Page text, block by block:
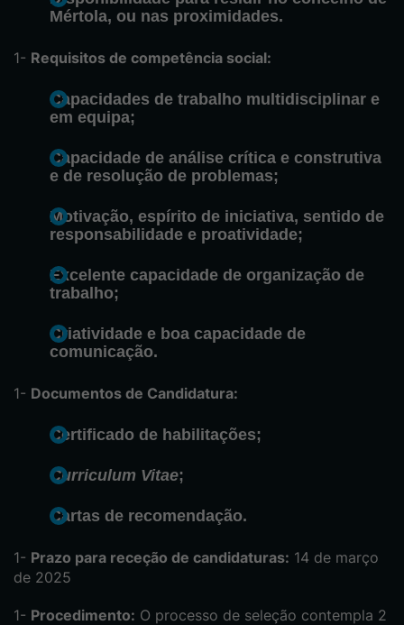
Mértola, ou nas proximidades.
Requisitos de competência social:
Capacidades de trabalho multidisciplinar e
em equipa;
Capacidade de análise crítica e construtiva
e de resolução de problemas;
Motivação, espírito de iniciativa, sentido de
responsabilidade e proatividade;
Excelente capacidade de organização de
trabalho;
Criatividade e boa capacidade de
comunicação.
Documentos de Candidatura:
Certificado de habilitações;
Curriculum Vitae;
Cartas de recomendação.
Prazo para receção de candidaturas: 14 de março
de 2025
Procedimento: O processo de seleção contempla 2